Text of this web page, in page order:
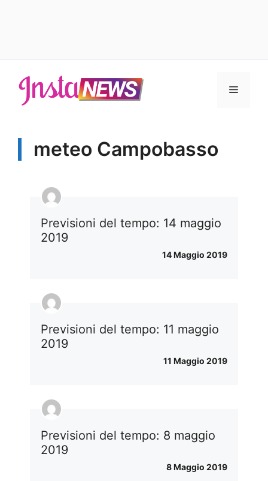
contenuto
Menu
meteo Campobasso
Previsioni del tempo: 14 maggio
2019
14 Maggio 2019
Previsioni del tempo: 11 maggio
2019
11 Maggio 2019
Previsioni del tempo: 8 maggio
2019
8 Maggio 2019